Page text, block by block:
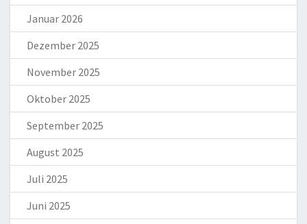
Januar 2026
Dezember 2025
November 2025
Oktober 2025
September 2025
August 2025
Juli 2025
Juni 2025